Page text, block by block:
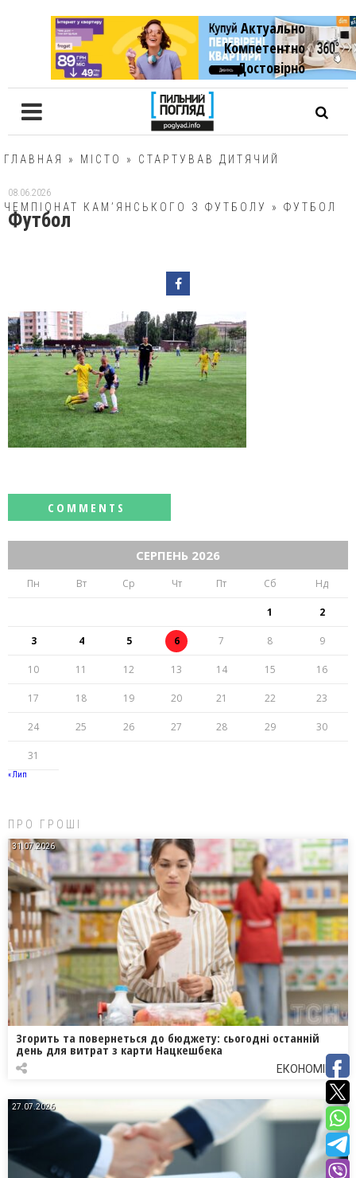
Актуально
Компетентно
Достовiрно
ГЛАВНАЯ » МІСТО » СТАРТУВАВ ДИТЯЧИЙ
ЧЕМПІОНАТ КАМ’ЯНСЬКОГО З ФУТБОЛУ » ФУТБОЛ
08.06.2026
Футбол
СЕРПЕНЬ 2026
Пн Вт Ср Чт Пт Сб Нд
1 2
3 4 5 6 7 8 9
10 11 12 13 14 15 16
17 18 19 20 21 22 23
24 25 26 27 28 29 30
31
« Лип
ПРО ГРОШІ
31.07.2026
Згорить та повернеться до бюджету: сьогодні останній
день для витрат з карти Нацкешбека
ЕКОНОМІКА
27.07.2026